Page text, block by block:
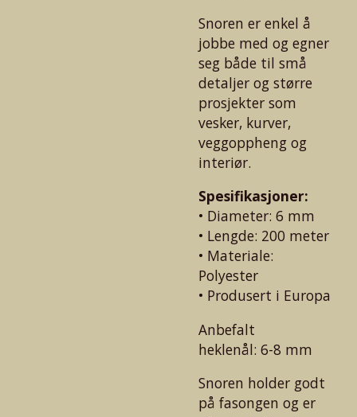
Snoren er enkel å
jobbe med og egner
seg både til små
detaljer og større
prosjekter som
vesker, kurver,
veggoppheng og
interiør.
Spesifikasjoner:
• Diameter: 6 mm
• Lengde: 200 meter
• Materiale:
Polyester
• Produsert i Europa
Anbefalt
heklenål: 6-8 mm
Snoren holder godt
på fasongen og er